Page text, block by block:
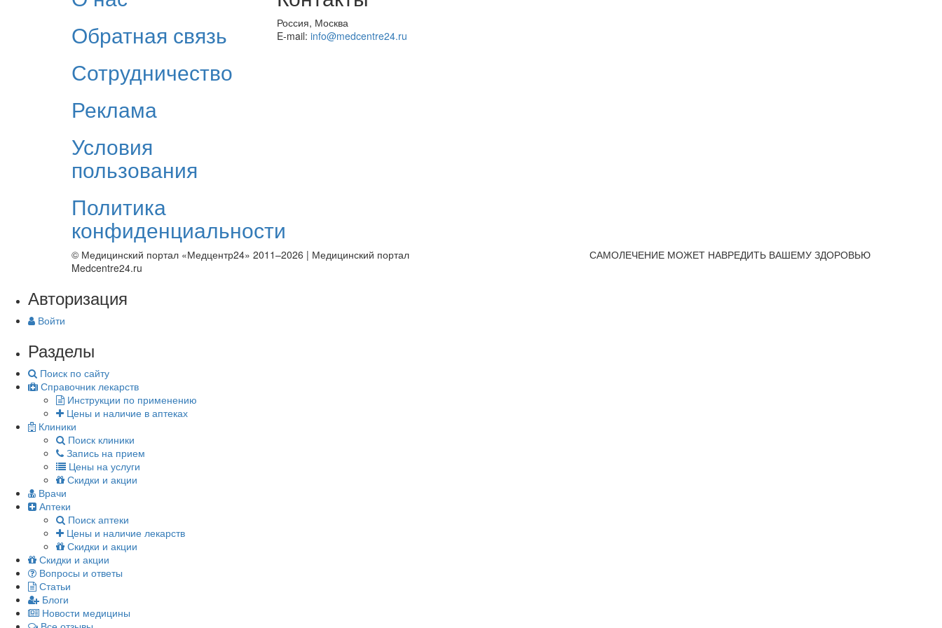
Обратная связь
Сотрудничество
Реклама
Условия
пользования
Политика
конфиденциальности
Россия, Москва
E-mail: info@medcentre24.ru
© Медицинский портал «Медцентр24» 2011–2026 | Медицинский портал
Medcentre24.ru
САМОЛЕЧЕНИЕ МОЖЕТ НАВРЕДИТЬ ВАШЕМУ ЗДОРОВЬЮ
Авторизация
Войти
Разделы
Поиск по сайту
Справочник лекарств
Инструкции по применению
Цены и наличие в аптеках
Клиники
Поиск клиники
Запись на прием
Цены на услуги
Скидки и акции
Врачи
Аптеки
Поиск аптеки
Цены и наличие лекарств
Скидки и акции
Скидки и акции
Вопросы и ответы
Статьи
Блоги
Новости медицины